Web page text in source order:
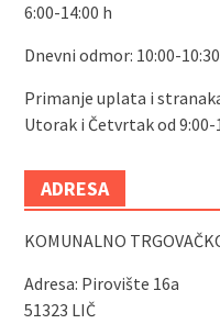
6:00-14:00 h
Dnevni odmor: 10:00-10:30
Primanje uplata i
Utorak i Četvrtak od 9:00-
ADRESA
KOMUNALNO
Adresa: Pirovište 16a
51323 LIČ